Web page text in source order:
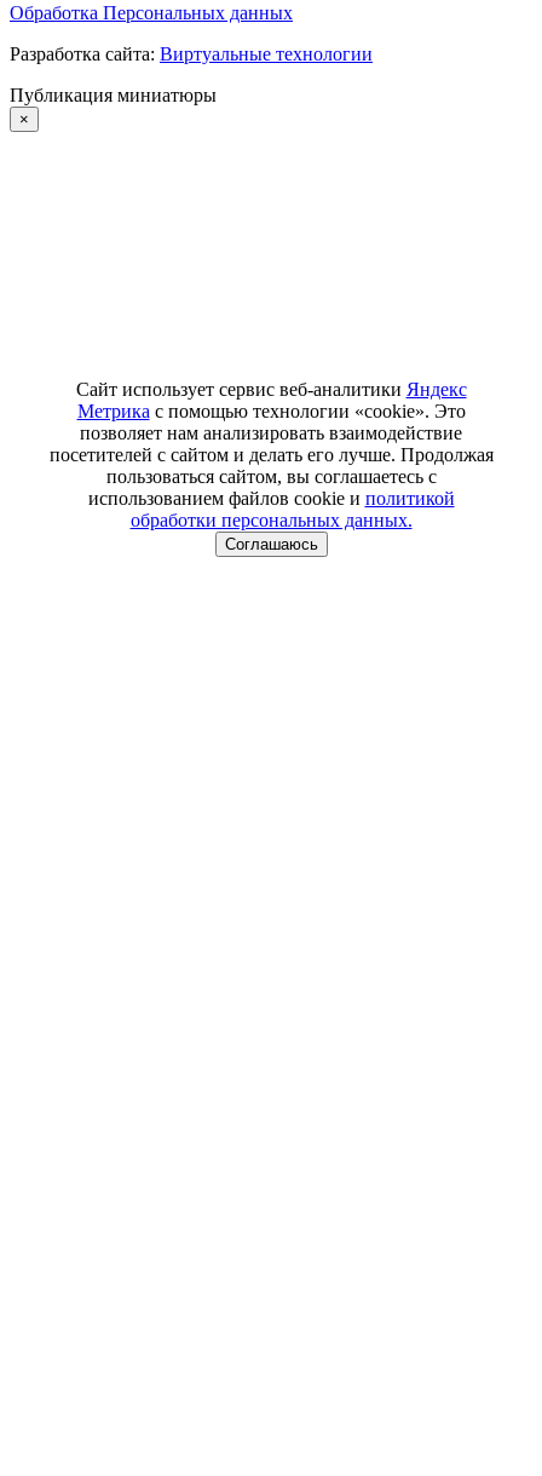
Обработка Персональных данных
Разработка сайта: Виртуальные технологии
Публикация миниатюры
×
Сайт использует сервис веб-аналитики Яндекс
Метрика с помощью технологии «cookie». Это
позволяет нам анализировать взаимодействие
посетителей с сайтом и делать его лучше. Продолжая
пользоваться сайтом, вы соглашаетесь с
использованием файлов cookie и политикой
обработки персональных данных.
Соглашаюсь